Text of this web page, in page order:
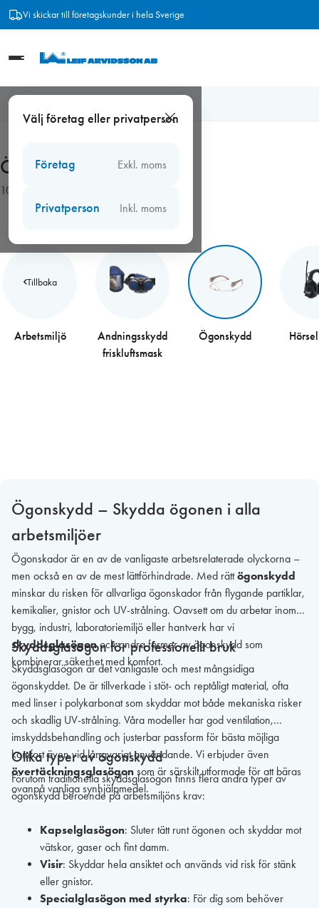
Hoppa
Vi skickar till företagskunder i hela Sverige
Välj företag eller privatperson
Företag Exkl. moms
Privatperson Inkl. moms
Ögonskydd
10 produkter
Tillbaka
Arbetsmiljö
Andningsskydd
friskluftsmask
Ögonskydd
Ögonskydd – Skydda ögonen i alla
arbetsmiljöer
Ögonskador är en av de vanligaste arbetsrelaterade olyckorna –
men också en av de mest lättförhindrade. Med rättögonskydd
minskar du risken för allvarliga ögonskador från flygande partiklar,
kemikalier, gnistor och UV-strålning. Oavsett om du arbetar inom
bygg, industri, laboratoriemiljö eller hantverk har vi
skyddsglasögonoch andra former av ögonskydd som
kombinerar säkerhet med komfort.
Skyddsglasögon för professionellt bruk
Skyddsglasögon är det vanligaste och mest mångsidiga
ögonskyddet. De är tillverkade i stöt- och reptåligt material, ofta
med linser i polykarbonat som skyddar mot både mekaniska risker
och skadlig UV-strålning. Våra modeller har god ventilation,
imskyddsbehandling och justerbar passform för bästa möjliga
komfort även vid långvarigt användande. Vi erbjuder även
övertäckningsglasögon som är särskilt utformade för att bäras
ovanpå vanliga synhjälpmedel.
Olika typer av ögonskydd
Förutom traditionella skyddsglasögon finns flera andra typer av
ögonskydd beroende på arbetsmiljöns krav:
Kapselglasögon: Sluter tätt runt ögonen och skyddar mot
vätskor, gaser och fint damm.
Visir: Skyddar hela ansiktet och används vid risk för stänk
eller gnistor.
Specialglasögon med styrka: För dig som behöver